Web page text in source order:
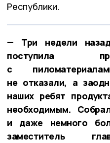
Республики.
— Три недели
поступила
с
не отказали, а
наших ребят
необходимым.
и даже немного
заместитель